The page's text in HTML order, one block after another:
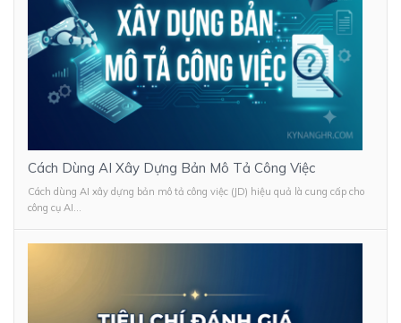
Cách Dùng AI Xây Dựng Bản Mô Tả Công Việc
Cách dùng AI xây dựng bản mô tả công việc (JD) hiệu quả là cung cấp cho
công cụ AI...